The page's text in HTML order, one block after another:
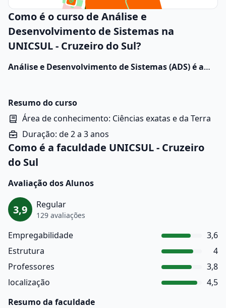
Como é o curso de Análise e
Desenvolvimento de Sistemas na
UNICSUL - Cruzeiro do Sul?
Análise e Desenvolvimento de Sistemas (ADS) é a
software que atendam às necessidades de
empresas, instituições e usuários.
Resumo do curso
Área de conhecimento: Ciências exatas e da Terra
Duração: de 2 a 3 anos
Como é a faculdade UNICSUL - Cruzeiro
do Sul
Avaliação dos Alunos
3,9 Regular
129 avaliações
Empregabilidade
3,6
Estrutura
4
Professores
3,8
localização
4,5
Resumo da faculdade